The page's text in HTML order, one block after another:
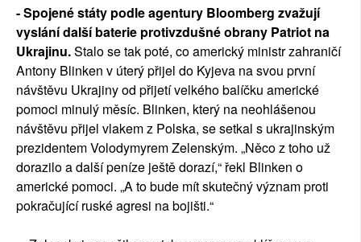
- Spojené státy podle agentury Bloomberg zvažují
vyslání další baterie protivzdušné obrany Patriot na
Ukrajinu.Stalo se tak poté, co americký ministr zahraničí
Antony Blinken v úterý přijel do Kyjeva na svou první
návštěvu Ukrajiny od přijetí velkého balíčku americké
pomoci minulý měsíc. Blinken, který na neohlášenou
návštěvu přijel vlakem z Polska, se setkal s ukrajinským
prezidentem Volodymyrem Zelenským. „Něco z toho už
dorazilo a další peníze ještě dorazí,“ řekl Blinken o
americké pomoci. „A to bude mít skutečný význam proti
pokračující ruské agresi na bojišti.“